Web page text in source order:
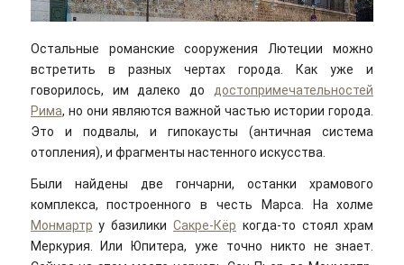
Остальные романские сооружения Лютеции можно
встретить в разных чертах города. Как уже и
говорилось, им далеко до достопримечательностей
Рима, но они являются важной частью истории города.
Это и подвалы, и гипокаусты (античная система
отопления), и фрагменты настенного искусства.
Были найдены две гончарни, останки храмового
комплекса, построенного в честь Марса. На холме
Монмартр у базилики Сакре-Кёр когда-то стоял храм
Меркурия. Или Юпитера, уже точно никто не знает.